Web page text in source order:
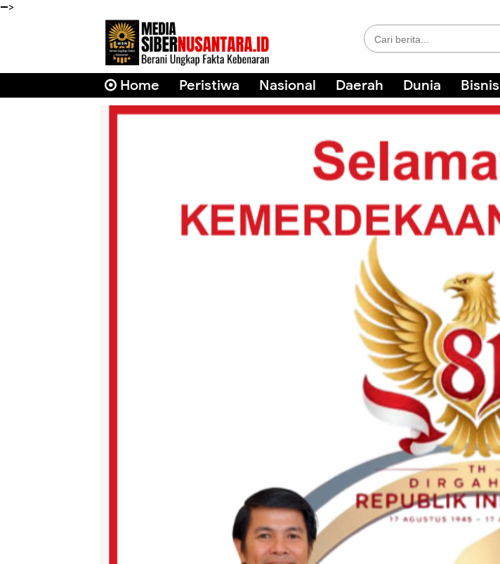
-->
Home Peristiwa Nasional Daerah Dunia Bisnis